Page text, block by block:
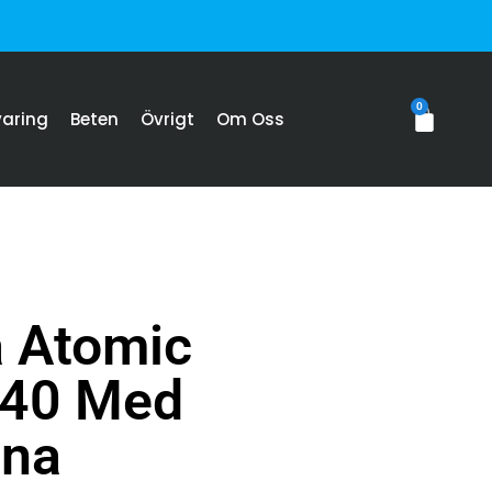
Beten Övrigt Om Oss
0
Atomic
Med